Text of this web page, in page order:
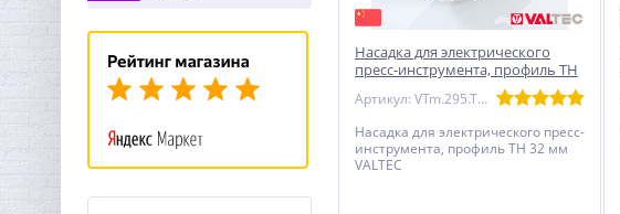
Насадка для электрического
пресс-инструмента, профиль TH
Артикул: VTm.295.TH.32
Насадка для электрического пресс-
инструмента, профиль TH 32 мм
VALTEC